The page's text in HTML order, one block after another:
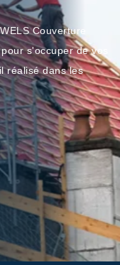
Couverture
s'occuper de vos
réalisé dans les